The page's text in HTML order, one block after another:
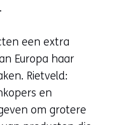
een extra
Europa haar
Rietveld:
en
om grotere